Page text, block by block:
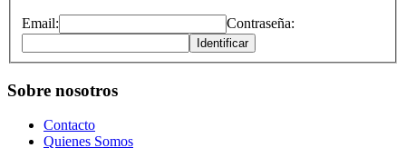
Email: Contraseña:
Identificar
Sobre nosotros
Contacto
Quienes Somos